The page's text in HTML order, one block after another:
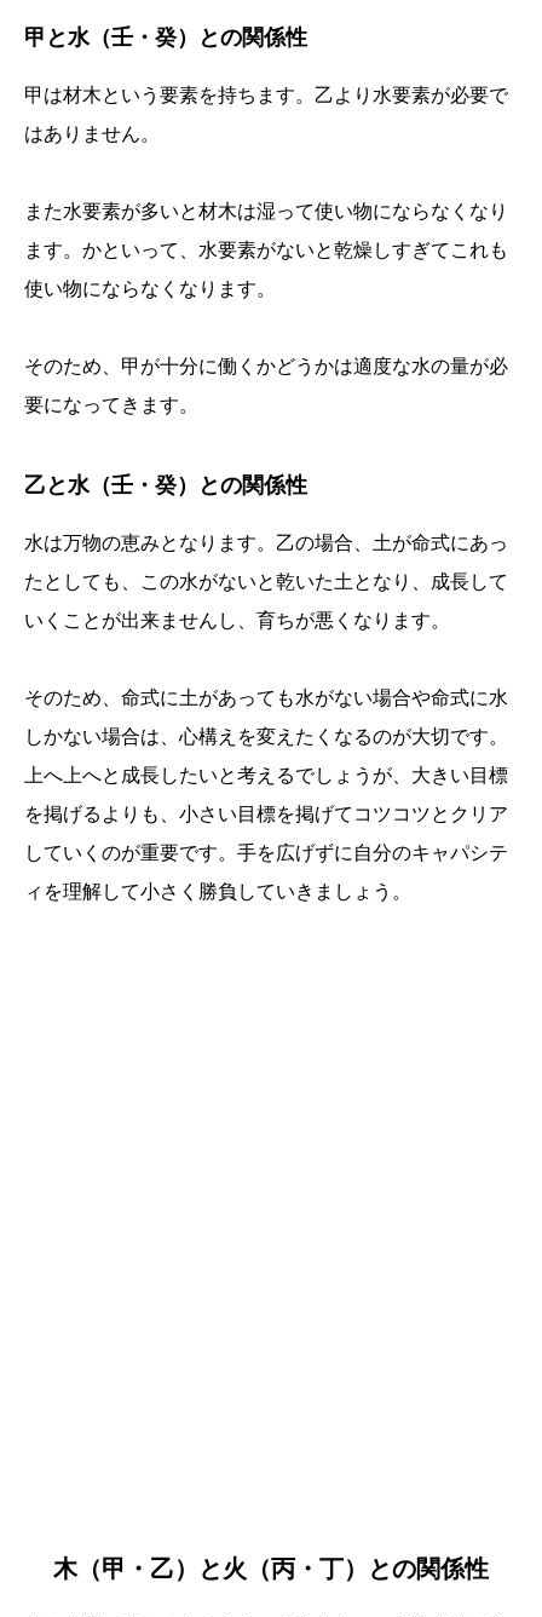
甲と水（壬・癸）との関係性
甲は材木という要素を持ちます。乙より水要素が必要で
はありません。
また水要素が多いと材木は湿って使い物にならなくなり
ます。かといって、水要素がないと乾燥しすぎてこれも
使い物にならなくなります。
そのため、甲が十分に働くかどうかは適度な水の量が必
要になってきます。
乙と水（壬・癸）との関係性
水は万物の恵みとなります。乙の場合、土が命式にあっ
たとしても、この水がないと乾いた土となり、成長して
いくことが出来ませんし、育ちが悪くなります。
そのため、命式に土があっても水がない場合や命式に水
しかない場合は、心構えを変えたくなるのが大切です。
上へ上へと成長したいと考えるでしょうが、大きい目標
を掲げるよりも、小さい目標を掲げてコツコツとクリア
していくのが重要です。手を広げずに自分のキャパシテ
ィを理解して小さく勝負していきましょう。
木（甲・乙）と火（丙・丁）との関係性